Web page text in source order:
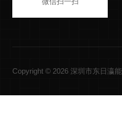
Copyright © 2026 深圳市东日瀛